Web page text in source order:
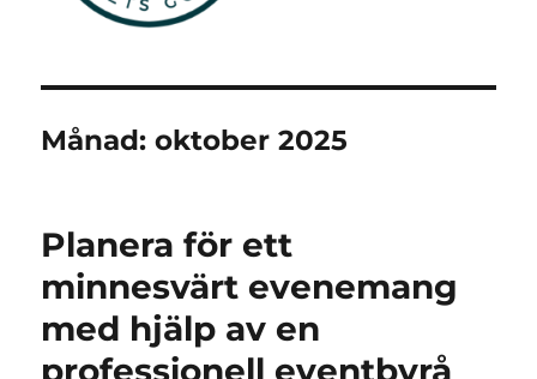
Månad:oktober 2025
Planera för ett
minnesvärt evenemang
med hjälp av en
professionell eventbyrå